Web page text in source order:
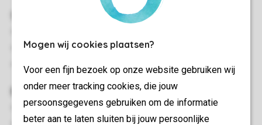
Mogen wij cookies plaatsen?
Voor een fijn bezoek op onze website gebruiken wij
onder meer tracking cookies, die jouw
persoonsgegevens gebruiken om de informatie
beter aan te laten sluiten bij jouw persoonlijke
Slaapkamer met 2-persoonsbed en flatscreen-tv
Slaapkamer met twee 1-persoonsbedden en flatscreen-tv
Buiten
Terras